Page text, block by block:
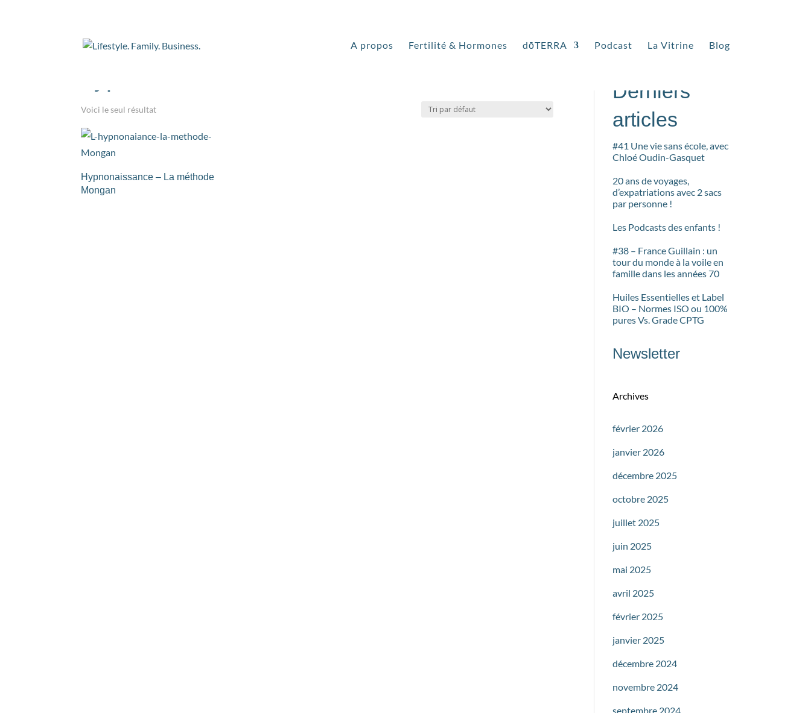
A propos Fertilité & Hormones dōTERRA Podcast La Vitrine Blog
Accueil/ Produits identifiés “hypnonaissance”
Voici le seul résultat
Hypnonaissance – La méthode
Mongan
Rechercher
Derniers
articles
#41 Une vie sans école, avec
Chloé Oudin-Gasquet
20 ans de voyages,
d’expatriations avec 2 sacs
par personne !
Les Podcasts des enfants !
#38 – France Guillain : un
tour du monde à la voile en
famille dans les années 70
Huiles Essentielles et Label
BIO – Normes ISO ou 100%
pures Vs. Grade CPTG
Newsletter
Archives
février 2026
janvier 2026
décembre 2025
octobre 2025
juillet 2025
juin 2025
mai 2025
avril 2025
février 2025
janvier 2025
décembre 2024
novembre 2024
septembre 2024